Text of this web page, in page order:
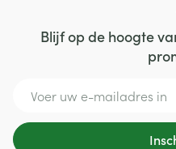
Blijf op de hoogte